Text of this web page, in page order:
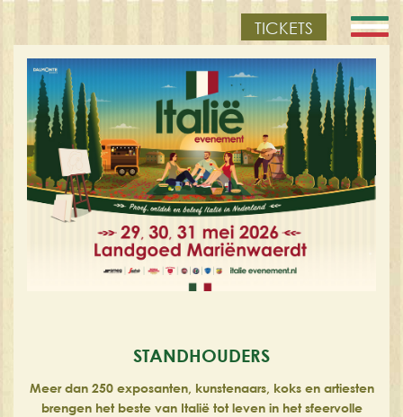
TICKETS
STANDHOUDERS
Meer dan 250 exposanten, kunstenaars, koks en artiesten
brengen het beste van Italië tot leven in het sfeervolle